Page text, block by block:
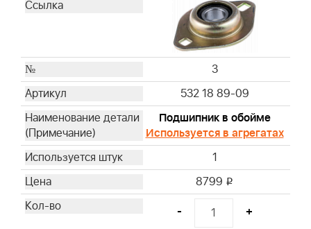
3
532 18 89-09
Подшипник в обойме
Используется в агрегатах
1
8799 i
- +